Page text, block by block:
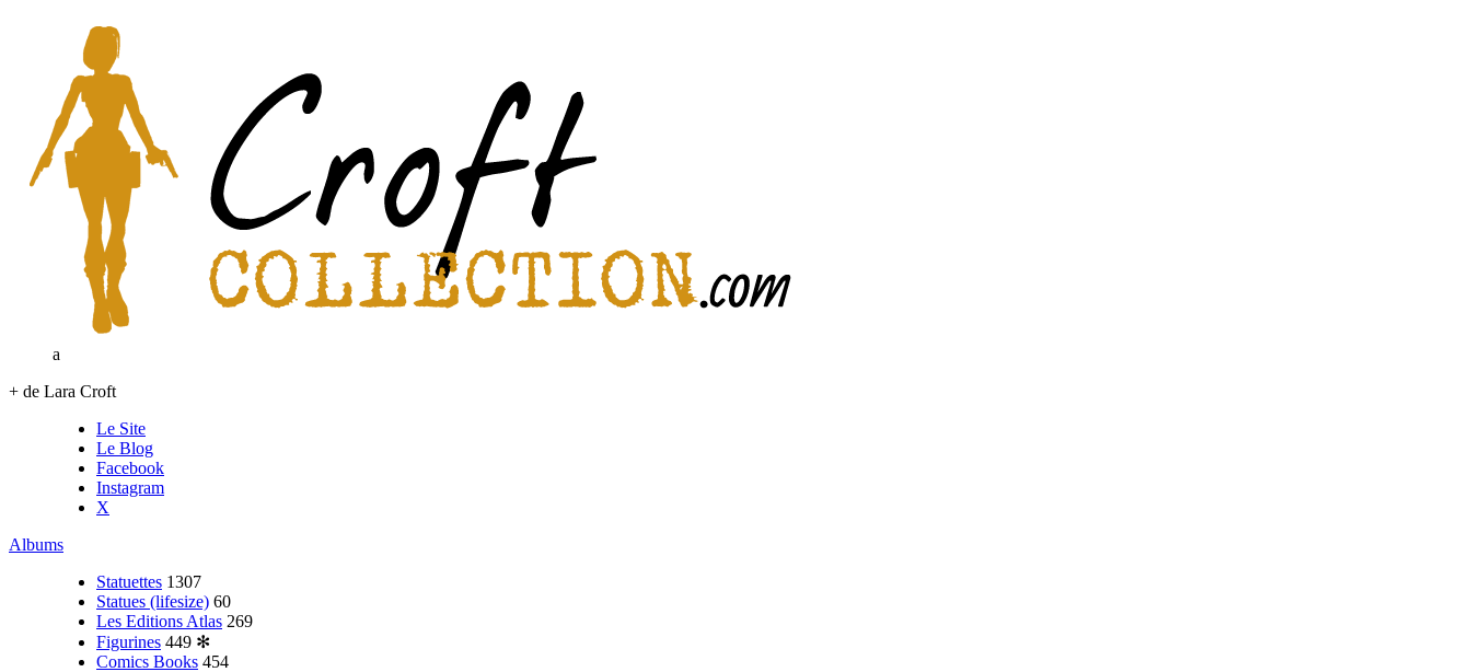
a
+ de Lara Croft
Le Site
Le Blog
Facebook
Instagram
X
Albums
Statuettes 1307
Statues (lifesize) 60
Les Editions Atlas 269
Figurines 449 ✻
Comics Books 454